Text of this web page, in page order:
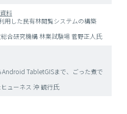
資料
用した民有林閲覧システムの構築
合研究機構 林業試験場 菅野正人 氏
Android TabletGISまで、ごった煮で
ューネス 沖 観行氏